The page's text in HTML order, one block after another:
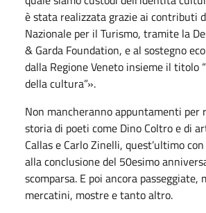
è stata realizzata grazie ai contributi
Nazionale per il Turismo, tramite la
& Garda Foundation, e al sostegno
dalla Regione Veneto insieme il titolo
della cultura”».
Non mancheranno appuntamenti per
storia di poeti come Dino Coltro e di
Callas e Carlo Zinelli, quest’ultimo
alla conclusione del 50esimo
scomparsa. E poi ancora passeggiate,
mercatini, mostre e tanto altro.